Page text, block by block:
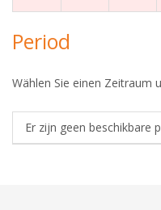
Period
Wählen Sie einen Zeitraum
Er zijn geen beschikbare